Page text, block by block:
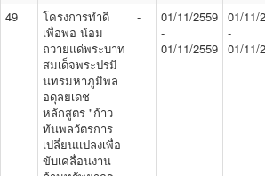
49
โครงการทำดี
เพื่อพ่อ น้อม
ถวายแด่พระบาท
สมเด็จพระปรมิ
นทรมหาภูมิพล
อดุลยเดช
หลักสูตร "ก้าว
ทันพลวัตรการ
เปลี่ยนแปลงเพื่อ
ขับเคลื่อนงาน
-
01/11/2559
-
01/11/2559
01/11/
-
01/11/